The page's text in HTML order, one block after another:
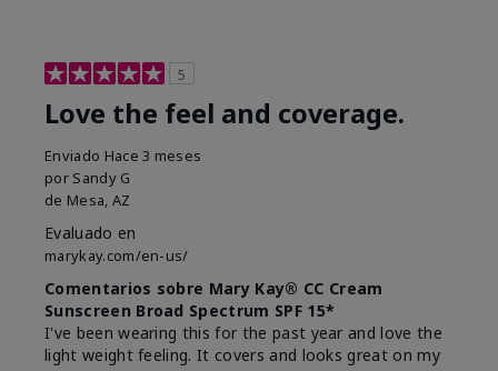
5
Love the feel and coverage.
Enviado Hace 3 meses
por Sandy G
de Mesa, AZ
Evaluado en
marykay.com/en-us/
Comentarios sobre Mary Kay® CC Cream
Sunscreen Broad Spectrum SPF 15*
I've been wearing this for the past year and love the
light weight feeling. It covers and looks great on my